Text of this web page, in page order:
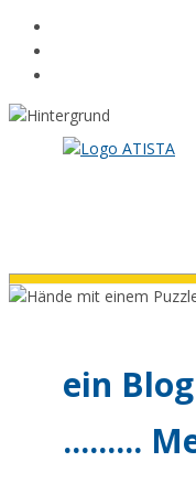
Zum
Inhalt
springen
ein
.........